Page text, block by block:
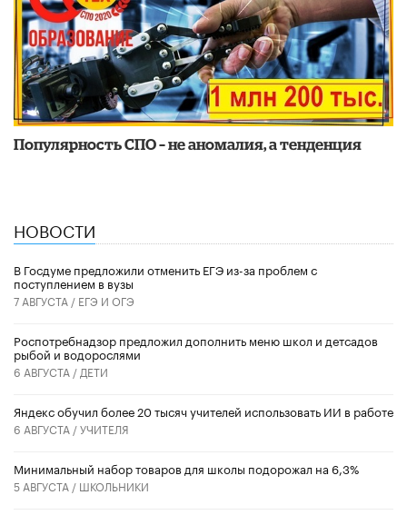
Популярность СПО – не аномалия, а тенденция
НОВОСТИ
В Госдуме предложили отменить ЕГЭ из-за проблем с
поступлением в вузы
7 АВГУСТА / ЕГЭ И ОГЭ
Роспотребнадзор предложил дополнить меню школ и детсадов
рыбой и водорослями
6 АВГУСТА / ДЕТИ
​Яндекс обучил более 20 тысяч учителей использовать ИИ в работе
6 АВГУСТА /УЧИТЕЛЯ
Минимальный набор товаров для школы подорожал на 6,3%
5 АВГУСТА / ШКОЛЬНИКИ